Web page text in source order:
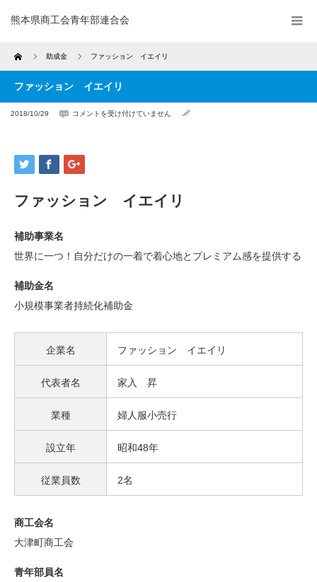
熊本県商工会青年部連合会
Home 助成金 ファッション イエイリ
ファッション イエイリ
2018/10/29
フ
イ
エ
イ
リ
コメントを受け付けていません
ファッション イエイリ
補助事業名
世界に一つ！自分だけの一着で着心地とプレミアム感を提供する
補助金名
小規模事業者持続化補助金
企業名 ファッション イエイリ
代表者名 家入 昇
業種 婦人服小売行
設立年 昭和48年
従業員数 2名
商工会名
大津町商工会
青年部員名